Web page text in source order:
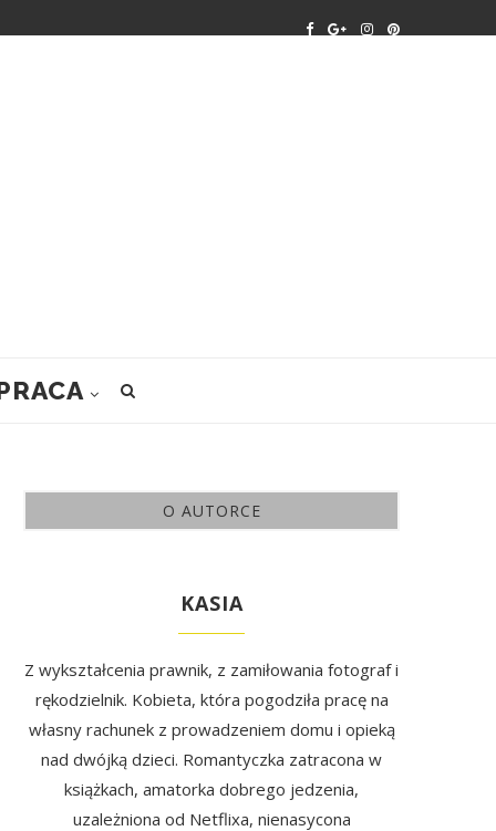
O AUTORCE
KASIA
Z wykształcenia prawnik, z zamiłowania fotograf i
rękodzielnik. Kobieta, która pogodziła pracę na
własny rachunek z prowadzeniem domu i opieką
nad dwójką dzieci. Romantyczka zatracona w
książkach, amatorka dobrego jedzenia,
uzależniona od Netflixa, nienasycona